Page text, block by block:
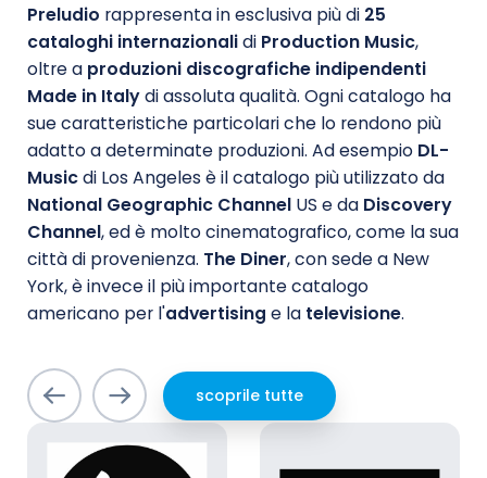
Preludio rappresenta in esclusiva più di 25
cataloghi internazionalidi Production Music,
oltre a produzioni discografiche indipendenti
Made in Italydi assoluta qualità. Ogni catalogo ha
sue caratteristiche particolari che lo rendono più
adatto a determinate produzioni. Ad esempio DL-
Musicdi Los Angeles è il catalogo più utilizzato da
National Geographic Channel US e da Discovery
Channel, ed è molto cinematografico, come la sua
città di provenienza. The Diner, con sede a New
York, è invece il più importante catalogo
americano per l'advertising e la televisione.
scoprile tutte